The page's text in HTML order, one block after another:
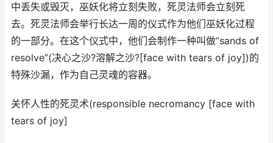
中丢失或毁灭，巫妖化将立刻失败，死灵法师会立刻死
去。死灵法师会举行长达一周的仪式作为他们巫妖化过程
的一部分。在这个仪式中，他们会制作一种叫做“sands of
resolve”(决心之沙?溶解之沙?[face with tears of joy])的
特殊沙漏，作为自己灵魂的容器。
关怀人性的死灵术(responsible necromancy [face with
tears of joy]